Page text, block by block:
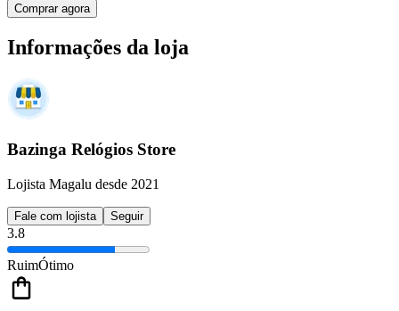
Comprar agora
Informações da loja
Bazinga Relógios Store
Lojista Magalu desde 2021
Fale com lojista Seguir
3.8
RuimÓtimo